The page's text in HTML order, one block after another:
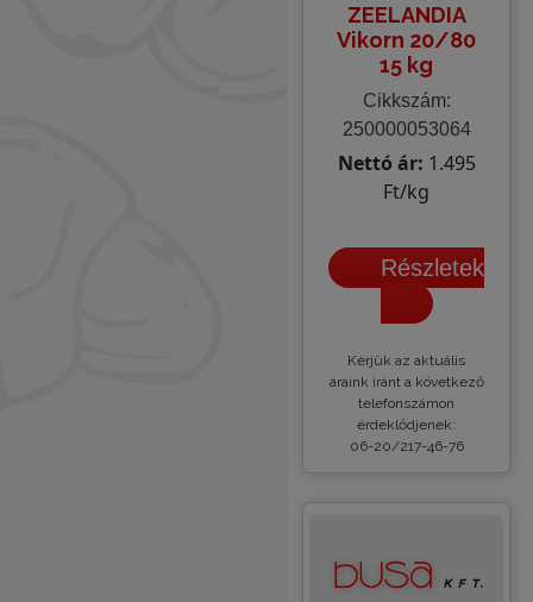
ZEELANDIA
Vikorn 20/80
15 kg
Cikkszám:
250000053064
Nettó ár: 1.495
Ft/kg
Részletek
Kèrjük az aktuális
áraink iránt a következő
telefonszámon
érdeklődjenek:
06-20/217-46-76